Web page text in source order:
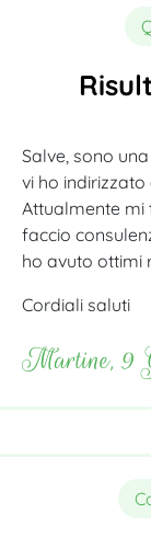
Salve, sono
vi ho
Attualmente mi
faccio
ho avuto ottimi
Cordiali saluti
Martine, 9